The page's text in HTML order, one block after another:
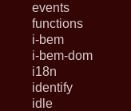
events
functions
i-bem
i-bem-dom
i18n
identify
idle